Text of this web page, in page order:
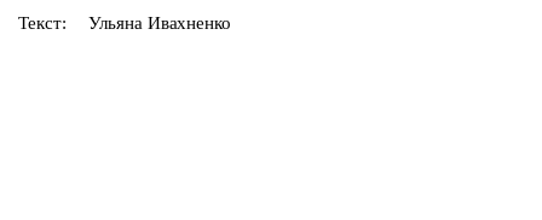
Текст: Ульяна Ивахненко